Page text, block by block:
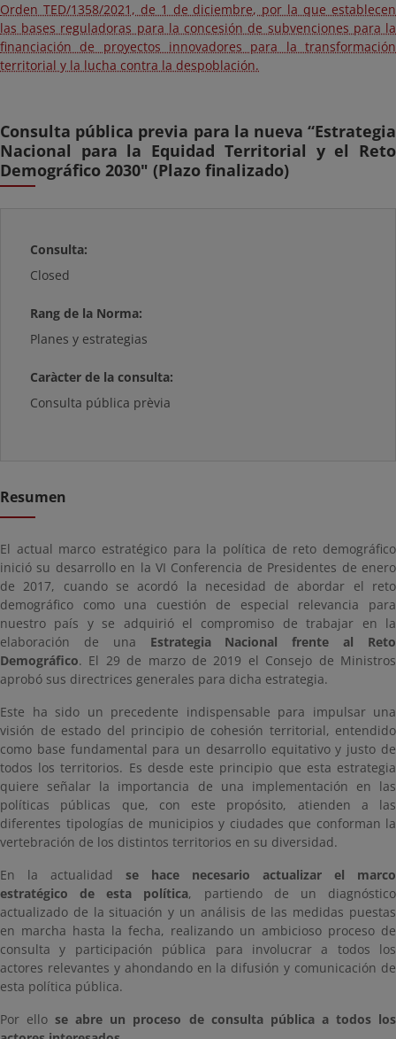
Orden TED/1358/2021, de 1 de diciembre, por la que establecen
las bases reguladoras para la concesión de subvenciones para la
financiación de proyectos innovadores para la transformación
territorial y la lucha contra la despoblación.
Consulta pública previa para la nueva “Estrategia
Nacional para la Equidad Territorial y el Reto
Demográfico 2030" (Plazo finalizado)
Consulta:
Closed
Rang de la Norma:
Planes y estrategias
Caràcter de la consulta:
Consulta pública prèvia
Resumen
El actual marco estratégico para la política de reto demográfico
inició su desarrollo en la VI Conferencia de Presidentes de enero
de 2017, cuando se acordó la necesidad de abordar el reto
demográfico como una cuestión de especial relevancia para
nuestro país y se adquirió el compromiso de trabajar en la
elaboración de una Estrategia Nacional frente al Reto
Demográfico. El 29 de marzo de 2019 el Consejo de Ministros
aprobó sus directrices generales para dicha estrategia.
Este ha sido un precedente indispensable para impulsar una
visión de estado del principio de cohesión territorial, entendido
como base fundamental para un desarrollo equitativo y justo de
todos los territorios. Es desde este principio que esta estrategia
quiere señalar la importancia de una implementación en las
políticas públicas que, con este propósito, atienden a las
diferentes tipologías de municipios y ciudades que conforman la
vertebración de los distintos territorios en su diversidad.
En la actualidad se hace necesario actualizar el marco
estratégico de esta política, partiendo de un diagnóstico
actualizado de la situación y un análisis de las medidas puestas
en marcha hasta la fecha, realizando un ambicioso proceso de
consulta y participación pública para involucrar a todos los
actores relevantes y ahondando en la difusión y comunicación de
esta política pública.
Por ellose abre un proceso de consulta pública a todos los